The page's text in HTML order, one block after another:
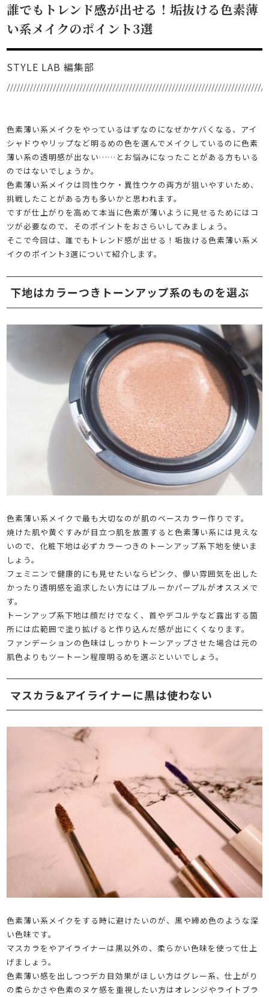
誰でもトレンド感が出せる！垢抜ける色素薄
い系メイクのポイント3選
STYLE LAB 編集部
色素薄い系メイクをやっているはずなのになぜかケバくなる、アイ
シャドウやリップなど明るめの色を選んでメイクしているのに色素
薄い系の透明感が出ない……とお悩みになったことがある方もいる
のではないでしょうか。
色素薄い系メイクは同性ウケ・異性ウケの両方が狙いやすいため、
挑戦したことがある方も多いかと思われます。
ですが仕上がりを高めて本当に色素が薄いように見せるためにはコ
ツが必要なので、そのポイントをおさらいしてみましょう。
そこで今回は、誰でもトレンド感が出せる！垢抜ける色素薄い系メ
イクのポイント3選について紹介します。
下地はカラーつきトーンアップ系のものを選ぶ
色素薄い系メイクで最も大切なのが肌のベースカラー作りです。
焼けた肌や黄ぐすみが目立つ肌を放置すると色素薄い系には見えな
いので、化粧下地は必ずカラーつきのトーンアップ系下地を使いま
しょう。
フェミニンで健康的にも見せたいならピンク、儚い雰囲気を出した
かったり透明感を追求したい方にはブルーかパープルがオススメで
す。
トーンアップ系下地は顔だけでなく、首やデコルテなど露出する箇
所には広範囲で塗り拡げると作り込んだ感が出にくくなります。
ファンデーションの色味はしっかりトーンアップさせた場合は元の
肌色よりもツートーン程度明るめを選ぶといいでしょう。
マスカラ&アイライナーに黒は使わない
色素薄い系メイクをする時に避けたいのが、黒や締め色のような深
い色味です。
マスカラをやアイライナーは黒以外の、柔らかい色味を使って仕上
げましょう。
色素薄い感を出しつつデカ目効果がほしい方はグレー系、仕上がり
の柔らかさや色素のヌケ感を重視したい方はオレンジやライトブラ